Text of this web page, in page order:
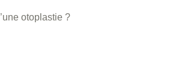
otoplastie ?